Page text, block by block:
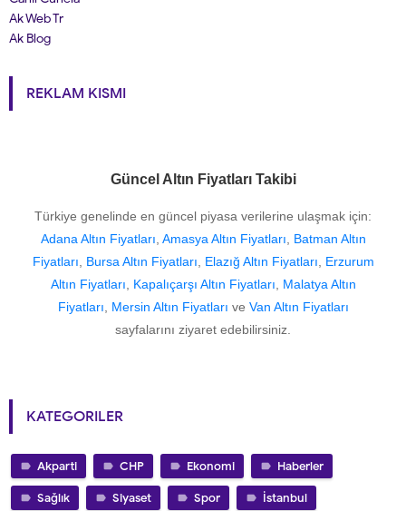
Ak Web Tr
Ak Blog
REKLAM KISMI
Güncel Altın Fiyatları Takibi
Türkiye genelinde en güncel piyasa verilerine ulaşmak için:
Adana Altın Fiyatları Amasya Altın Fiyatları
Batman Altın
Fiyatları
Bursa Altın Fiyatları Elazığ Altın Fiyatları
Erzurum
Altın Fiyatları
Kapalıçarşı Altın Fiyatları
Malatya Altın
Fiyatları
Mersin Altın Fiyatları ve Van Altın Fiyatları
sayfalarını ziyaret edebilirsiniz.
KATEGORILER
Akparti CHP Ekonomi Haberler
Sağlık Siyaset Spor İstanbul